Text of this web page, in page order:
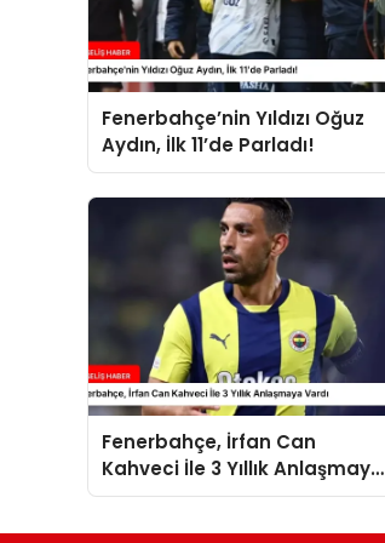
Fenerbahçe’nin Yıldızı Oğuz
Aydın, İlk 11’de Parladı!
Fenerbahçe, İrfan Can
Kahveci İle 3 Yıllık Anlaşmaya
Vardı